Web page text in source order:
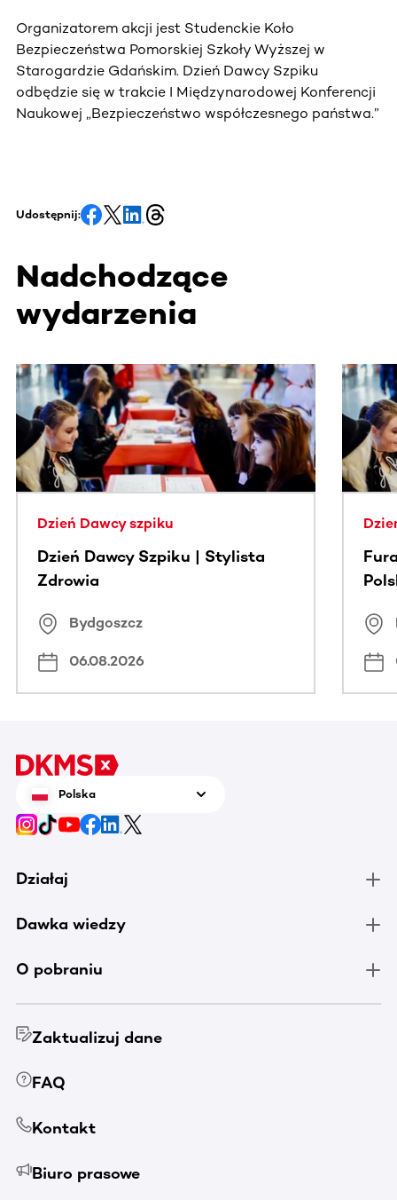
Organizatorem akcji jest Studenckie Koło
Bezpieczeństwa Pomorskiej Szkoły Wyższej w
Starogardzie Gdańskim. Dzień Dawcy Szpiku
odbędzie się w trakcie I Międzynarodowej Konferencji
Naukowej „Bezpieczeństwo współczesnego państwa.”
Udostępnij:
Nadchodzące
wydarzenia
Ta sekcja zawiera treści przewijane w poziomie. Użyj
Dzień Dawcy szpiku
Dzień Dawcy Szpiku | Stylista
Zdrowia
Bydgoszcz
06.08.2026
Polska
Działaj
Dawka wiedzy
O pobraniu
Zaktualizuj dane
FAQ
Kontakt
Biuro prasowe